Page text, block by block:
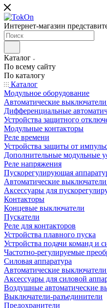
Интернет-магазин
Каталог
По всему сайту
По каталогу
Каталог
Модульное оборудование
Автоматические
Дифференциальные
Устройства защитного
Модульные контакторы
Реле времени
Устройства защиты от
Дополнительные модульные
Реле напряжения
Пускорегулирующая
Автоматические
Аксессуары для
Контакторы
Концевые выключатели
Пускатели
Реле для контакторов
Устройства плавного пуска
Устройства подачи команд и
Частотно-регулируемые
Силовая аппаратура
Автоматические
Аксессуары для силовой
Воздушные автоматические
Выключатели-разъединители
Предохранители